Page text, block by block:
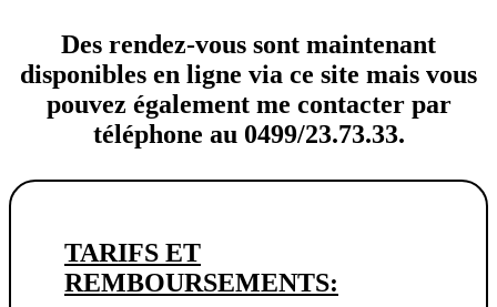
Des rendez-vous sont maintenant
disponibles en ligne via ce site mais vous
pouvez également me contacter par
téléphone au 0499/23.73.33.
TARIFS ET
REMBOURSEMENTS: